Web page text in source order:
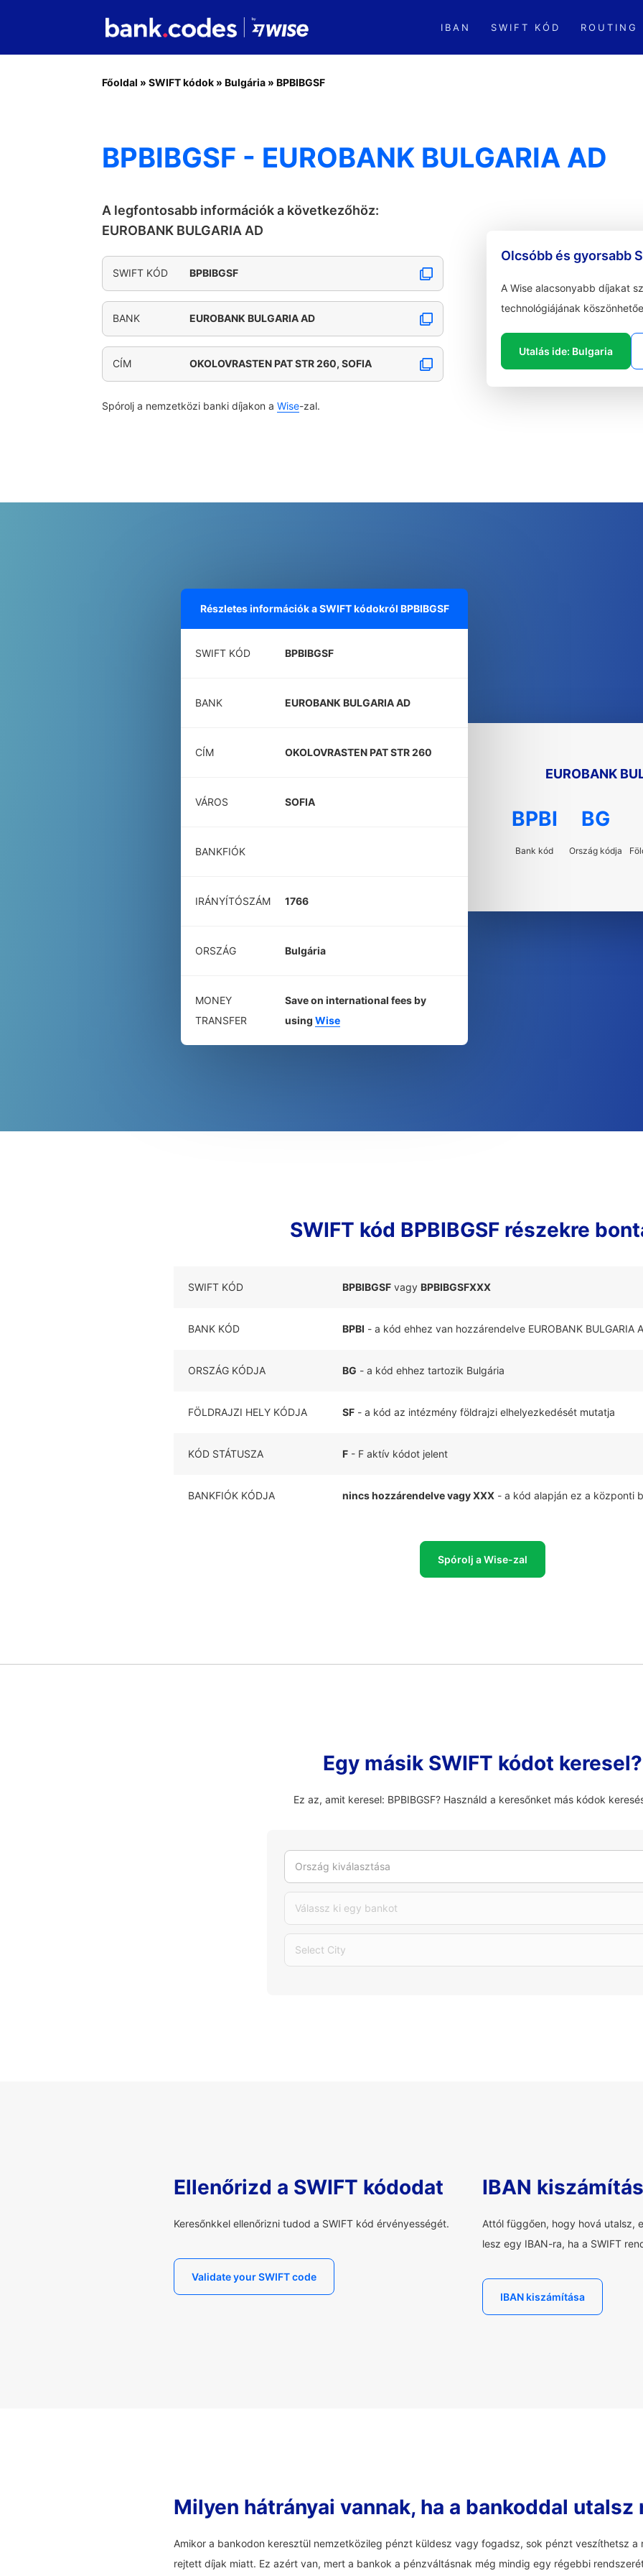
IBAN SWIFT KÓD ROUTING
Főoldal » SWIFT kódok » Bulgária » BPBIBGSF
BPBIBGSF - EUROBANK BULGARIA AD
A legfontosabb információk a következőhöz:
EUROBANK BULGARIA AD
SWIFT KÓD BPBIBGSF
BANK EUROBANK BULGARIA AD
CÍM OKOLOVRASTEN PAT STR 260, SOFIA
Spórolj a nemzetközi banki díjakon a Wise-zal.
Olcsóbb és gyorsabb
A Wise alacsonyabb díjakat
technológiájának
Utalás ide: Bulgaria
Részletes információk a SWIFT kódokról BPBIBGSF
SWIFT KÓD BPBIBGSF
BANK EUROBANK BULGARIA AD
CÍM OKOLOVRASTEN PAT STR 260
VÁROS SOFIA
BANKFIÓK
IRÁNYÍTÓSZÁM 1766
ORSZÁG Bulgária
MONEY
TRANSFER
Save on international fees by
using Wise
EUROBANK
BPBI
Bank kód
BG
Ország kódja
SWIFT kód BPBIBGSF részekre
SWIFT KÓD BPBIBGSF vagy BPBIBGSFXXX
BANK KÓD BPBI - a kód ehhez van hozzárendelve EUROBANK BULGARIA
ORSZÁG KÓDJA BG - a kód ehhez tartozik Bulgária
FÖLDRAJZI HELY KÓDJA SF - a kód az intézmény földrajzi elhelyezkedését mutatja
KÓD STÁTUSZA F - F aktív kódot jelent
BANKFIÓK KÓDJA nincs hozzárendelve vagy XXX - a kód alapján ez a központi
Spórolj a Wise-zal
Egy másik SWIFT kódot keresel?
Ez az, amit keresel: BPBIBGSF? Használd a keresőnket más kódok
Ország kiválasztása
Válassz ki egy bankot
Select City
Ellenőrizd a SWIFT kódodat
Keresőnkkel ellenőrizni tudod a SWIFT kód érvényességét.
Validate your SWIFT code
IBAN
Attól függően, hogy hová utalsz,
lesz egy IBAN-ra, ha a SWIFT
IBAN kiszámítása
Milyen hátrányai vannak, ha a bankoddal
Amikor a bankodon keresztül nemzetközileg pénzt küldesz vagy fogadsz, sok pénzt veszíthetsz a
rejtett díjak miatt. Ez azért van, mert a bankok a pénzváltásnak még mindig egy régebbi